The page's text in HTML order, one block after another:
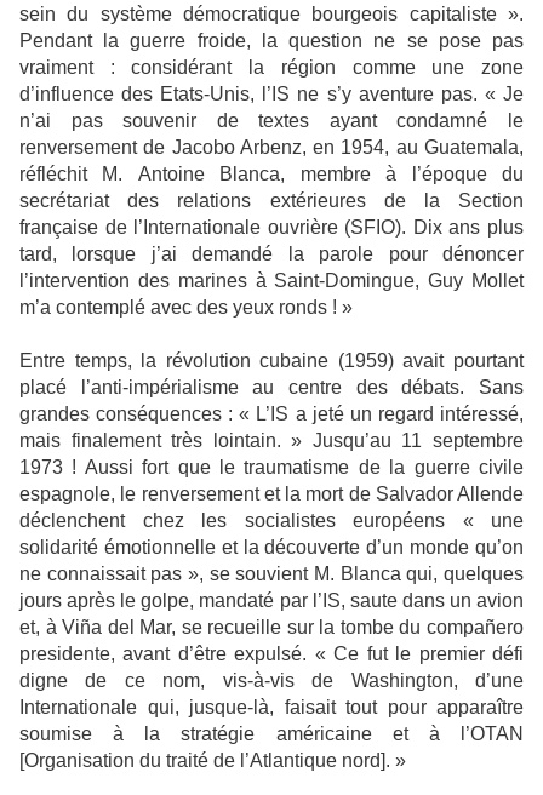
sein du système démocratique bourgeois capitaliste ».
Pendant la guerre froide, la question ne se pose pas
vraiment : considérant la région comme une zone
d’influence des Etats-Unis, l’IS ne s’y aventure pas. « Je
n’ai pas souvenir de textes ayant condamné le
renversement de Jacobo Arbenz, en 1954, au Guatemala,
réfléchit M. Antoine Blanca, membre à l’époque du
secrétariat des relations extérieures de la Section
française de l’Internationale ouvrière (SFIO). Dix ans plus
tard, lorsque j’ai demandé la parole pour dénoncer
l’intervention des marines à Saint-Domingue, Guy Mollet
m’a contemplé avec des yeux ronds ! »
Entre temps, la révolution cubaine (1959) avait pourtant
placé l’anti-impérialisme au centre des débats. Sans
grandes conséquences : « L’IS a jeté un regard intéressé,
mais finalement très lointain. » Jusqu’au 11 septembre
1973 ! Aussi fort que le traumatisme de la guerre civile
espagnole, le renversement et la mort de Salvador Allende
déclenchent chez les socialistes européens « une
solidarité émotionnelle et la découverte d’un monde qu’on
ne connaissait pas », se souvient M. Blanca qui, quelques
jours après le golpe, mandaté par l’IS, saute dans un avion
et, à Viña del Mar, se recueille sur la tombe du compañero
presidente, avant d’être expulsé. « Ce fut le premier défi
digne de ce nom, vis-à-vis de Washington, d’une
Internationale qui, jusque-là, faisait tout pour apparaître
soumise à la stratégie américaine et à l’OTAN
[Organisation du traité de l’Atlantique nord]. »